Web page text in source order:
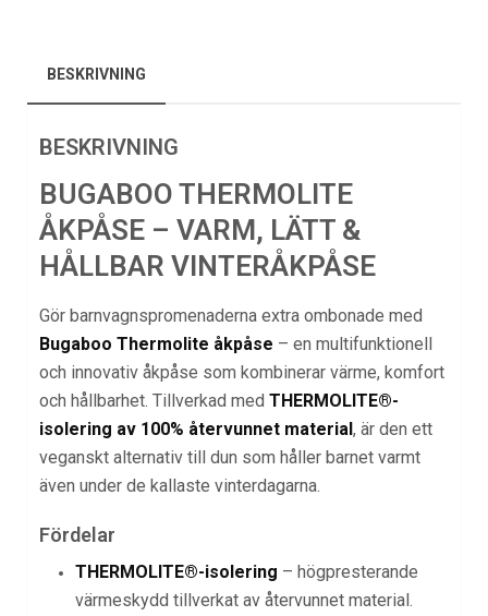
BESKRIVNING
BESKRIVNING
BUGABOO THERMOLITE
ÅKPÅSE – VARM, LÄTT &
HÅLLBAR VINTERÅKPÅSE
Gör barnvagnspromenaderna extra ombonade med
Bugaboo Thermolite åkpåse – en multifunktionell
och innovativ åkpåse som kombinerar värme, komfort
och hållbarhet. Tillverkad med THERMOLITE®-
isolering av 100% återvunnet material , är den ett
veganskt alternativ till dun som håller barnet varmt
även under de kallaste vinterdagarna.
Fördelar
THERMOLITE®-isolering – högpresterande
värmeskydd tillverkat av återvunnet material.